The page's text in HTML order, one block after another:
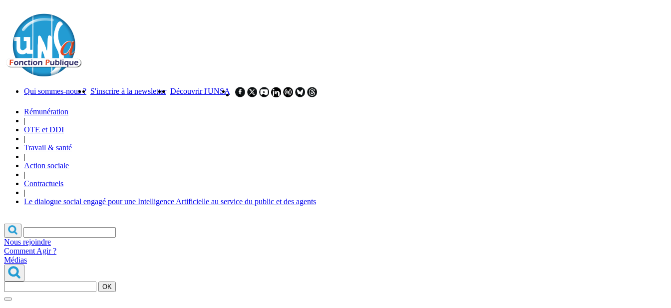
Qui sommes-nous ? S'inscrire à la newsletter Découvrir l'UNSA
Rémunération
|
OTE et DDI
|
Travail & santé
|
Action sociale
|
Contractuels
|
Le dialogue social engagé pour une Intelligence Artificielle au service du public et des agents
Nous rejoindre
Comment Agir ?
Médias
OK